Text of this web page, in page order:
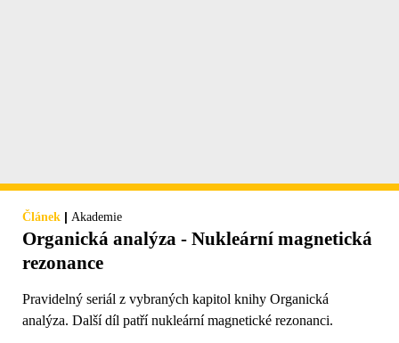
Článek | Akademie
Organická analýza - Nukleární magnetická
rezonance
Pravidelný seriál z vybraných kapitol knihy Organická
analýza. Další díl patří nukleární magnetické rezonanci.